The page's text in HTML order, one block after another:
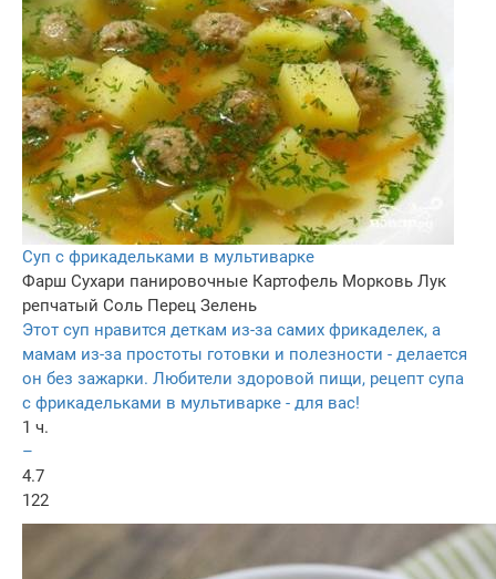
Суп с фрикадельками в мультиварке
Фарш Сухари панировочные Картофель Морковь Лук
репчатый Соль Перец Зелень
Этот суп нравится деткам из-за самих фрикаделек, а
мамам из-за простоты готовки и полезности - делается
он без зажарки. Любители здоровой пищи, рецепт супа
с фрикадельками в мультиварке - для вас!
1 ч.
–
4.7
122